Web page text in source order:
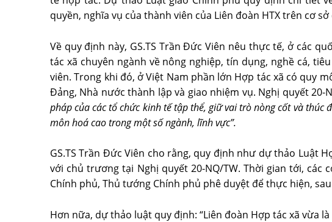
quyền, nghĩa vụ của thành viên của Liên đoàn HTX trên cơ
Về quy định này, GS.TS Trần Đức Viên nêu thực tế, ở các
tác xã chuyên ngành về nông nghiệp, tín dụng, nghề cá,
viên. Trong khi đó, ở Việt Nam phần lớn Hợp tác xã có quy
Đảng, Nhà nước thành lập và giao nhiệm vụ. Nghị quyết 20-
pháp của các tổ chức kinh tế tập thể, giữ vai trò nòng cốt và
môn hoá cao trong một số ngành, lĩnh vực”.
GS.TS Trần Đức Viên cho rằng, quy định như dự thảo Luật
với chủ trương tại Nghị quyết 20-NQ/TW. Thời gian tới,
Chính phủ, Thủ tướng Chính phủ phê duyệt để thực hiện,
Hơn nữa, dự thảo luật quy định: “Liên đoàn Hợp tác xã vừa